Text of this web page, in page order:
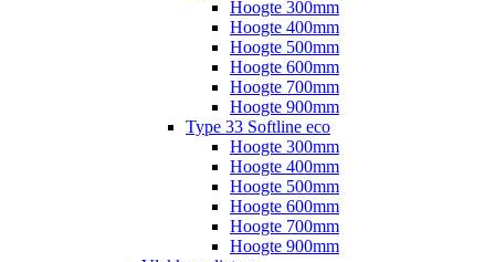
Hoogte 300mm
Hoogte 400mm
Hoogte 500mm
Hoogte 600mm
Hoogte 700mm
Hoogte 900mm
Type 33 Softline eco
Hoogte 300mm
Hoogte 400mm
Hoogte 500mm
Hoogte 600mm
Hoogte 700mm
Hoogte 900mm